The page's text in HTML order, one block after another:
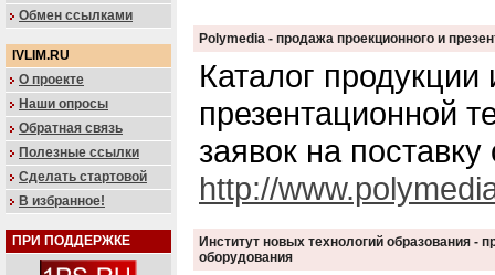
Обмен ссылками
IVLIM.RU
О проекте
Наши опросы
Обратная связь
Полезные ссылки
Сделать стартовой
В избранное!
ПРИ ПОДДЕРЖКЕ
Polymedia - продажа проекционного и
Каталог
презентационной
заявок на
http://
Институт новых технологий образования -
оборудования